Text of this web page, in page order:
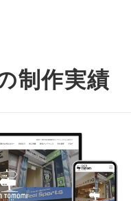
制作実績